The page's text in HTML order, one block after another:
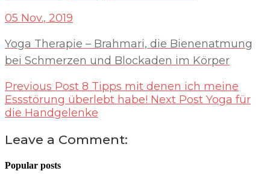
05 Nov., 2019
Yoga Therapie – Brahmari, die Bienenatmung
bei Schmerzen und Blockaden im Körper
Previous Post 8 Tipps mit denen ich meine
Essstörung überlebt habe! Next Post Yoga für
die Handgelenke
Leave a Comment:
Popular posts